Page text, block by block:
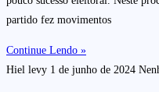
partido fez movimentos
Continue Lendo »
Hiel levy 1 de junho de 2024